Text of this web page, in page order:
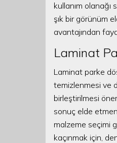
kullanım
şık bir görünüm
avantajından
Laminat
Laminat parke
temizlenmesi ve
birleştirilmesi
sonuç elde
malzeme seçimi
kaçınmak için,